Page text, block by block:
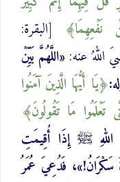
نَفْعِهِمَا
[البقرة:
«اللَّهُمَّ بَيِّنْ
يَا أَيُّهَا الَّذِينَ آمَنُوا
مَا تَقُولُونَ
ﷺ إِذَا أُقِيمَتِ
سَكْرَانُ!»، فَدُعِيَ عُمَرُ